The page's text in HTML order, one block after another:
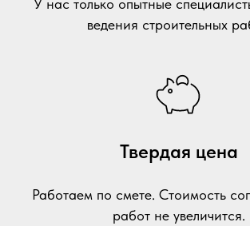
ведения строительных
Твердая цена
Работаем по смете. Стоимость
работ не увеличится.